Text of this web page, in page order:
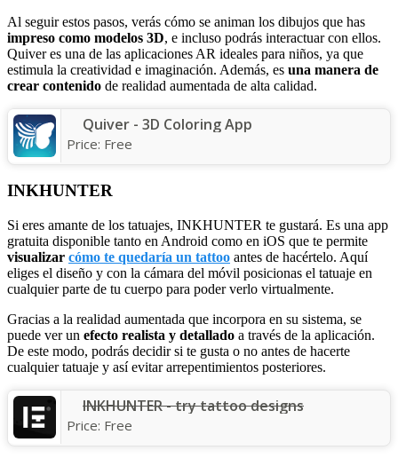
Al seguir estos pasos, verás cómo se animan los dibujos que has
impreso como modelos 3D, e incluso podrás interactuar con ellos.
Quiver es una de las aplicaciones AR ideales para niños, ya que
estimula la creatividad e imaginación. Además, es una manera de
crear contenido de realidad aumentada de alta calidad.
Quiver - 3D Coloring App
Price: Free
INKHUNTER
Si eres amante de los tatuajes, INKHUNTER te gustará. Es una app
gratuita disponible tanto en Android como en iOS que te permite
visualizar cómo te quedaría un tattoo antes de hacértelo. Aquí
eliges el diseño y con la cámara del móvil posicionas el tatuaje en
cualquier parte de tu cuerpo para poder verlo virtualmente.
Gracias a la realidad aumentada que incorpora en su sistema, se
puede ver un efecto realista y detallado a través de la aplicación.
De este modo, podrás decidir si te gusta o no antes de hacerte
cualquier tatuaje y así evitar arrepentimientos posteriores.
INKHUNTER - try tattoo designs
Price: Free